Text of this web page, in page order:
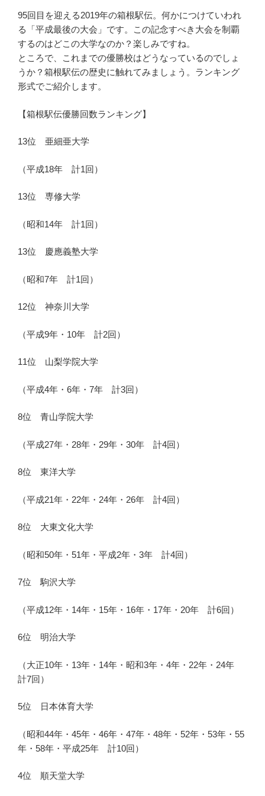
95回目を迎える2019年の箱根駅伝。何かにつけていわれ
る「平成最後の大会」です。この記念すべき大会を制覇
するのはどこの大学なのか？楽しみですね。
ところで、これまでの優勝校はどうなっているのでしょ
うか？箱根駅伝の歴史に触れてみましょう。ランキング
形式でご紹介します。
【箱根駅伝優勝回数ランキング】
13位 亜細亜大学
（平成18年 計1回）
13位 専修大学
（昭和14年 計1回）
13位 慶應義塾大学
（昭和7年 計1回）
12位 神奈川大学
（平成9年・10年 計2回）
11位 山梨学院大学
（平成4年・6年・7年 計3回）
8位 青山学院大学
（平成27年・28年・29年・30年 計4回）
8位 東洋大学
（平成21年・22年・24年・26年 計4回）
8位 大東文化大学
（昭和50年・51年・平成2年・3年 計4回）
7位 駒沢大学
（平成12年・14年・15年・16年・17年・20年 計6回）
6位 明治大学
（大正10年・13年・14年・昭和3年・4年・22年・24年
計7回）
5位 日本体育大学
（昭和44年・45年・46年・47年・48年・52年・53年・55
年・58年・平成25年 計10回）
4位 順天堂大学